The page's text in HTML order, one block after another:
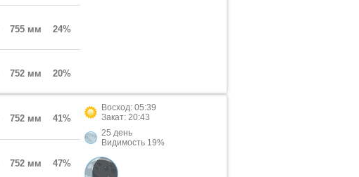
755 мм 24%
752 мм 20%
752 мм 41%
752 мм 47%
Восход: 05:39
Закат: 20:43
25 день
Видимость 19%